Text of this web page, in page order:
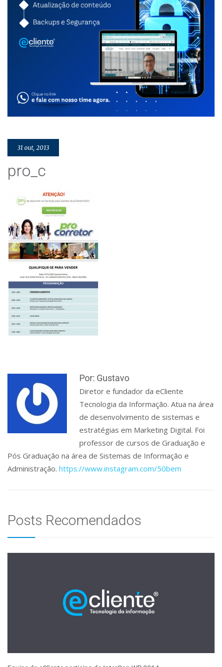
31 out, 2013
pro_c
Por: Gustavo
Diretor e fundador da eCliente
Tecnologia da Informação. Atua na área
de desenvolvimento de sistemas e
estratégias em Marketing Digital. Foi
professor de cursos de Graduação e
Pós Graduação na área de Sistemas de Informação e
Administração. https://www.instagram.com/50bem
Posts Recomendados